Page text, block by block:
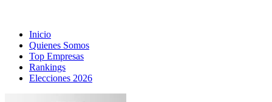
Inicio
Quienes Somos
Top Empresas
Rankings
Elecciones 2026